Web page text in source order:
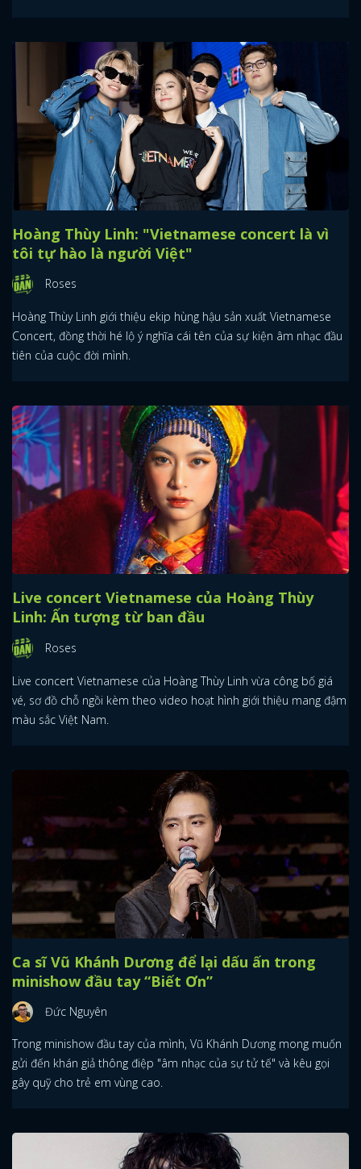
Hoàng Thùy Linh: "Vietnamese concert là vì
tôi tự hào là người Việt"
Roses
Hoàng Thùy Linh giới thiệu ekip hùng hậu sản xuất Vietnamese
Concert, đồng thời hé lộ ý nghĩa cái tên của sự kiện âm nhạc đầu
tiên của cuộc đời mình.
Live concert Vietnamese của Hoàng Thùy
Linh: Ấn tượng từ ban đầu
Roses
Live concert Vietnamese của Hoàng Thùy Linh vừa công bố giá
vé, sơ đồ chỗ ngồi kèm theo video hoạt hình giới thiệu mang đậm
màu sắc Việt Nam.
Ca sĩ Vũ Khánh Dương để lại dấu ấn trong
minishow đầu tay “Biết Ơn”
Đức Nguyên
Trong minishow đầu tay của mình, Vũ Khánh Dương mong muốn
gửi đến khán giả thông điệp "âm nhạc của sự tử tế" và kêu gọi
gây quỹ cho trẻ em vùng cao.